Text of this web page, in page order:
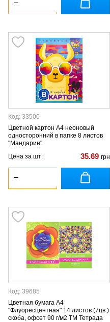
Код: 33500
Цветной картон А4 неоновый
односторонний в папке 8 листов
"Мандарин"
Цена за шт:
35.69 грн
Код: 39685
Цветная бумага А4
"Флуоресцентная" 14 листов (7цв.)
скоба, офсет 90 г/м2 ТМ Тетрада